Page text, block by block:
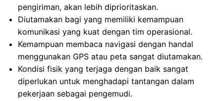
pengiriman, akan lebih diprioritaskan.
Diutamakan bagi yang memiliki kemampuan
komunikasi yang kuat dengan tim operasional.
Kemampuan membaca navigasi dengan handal
menggunakan GPS atau peta sangat diutamakan.
Kondisi fisik yang terjaga dengan baik sangat
diperlukan untuk menghadapi tantangan dalam
pekerjaan sebagai pengemudi.